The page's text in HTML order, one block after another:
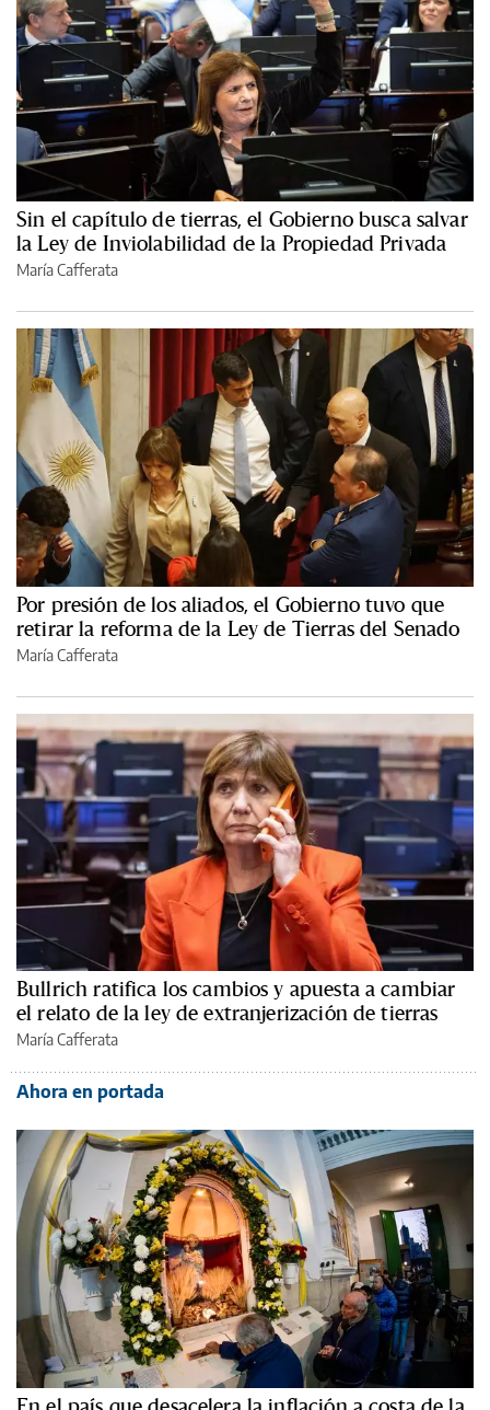
Sin el capítulo de tierras, el Gobierno busca salvar
la Ley de Inviolabilidad de la Propiedad Privada
María Cafferata
Por presión de los aliados, el Gobierno tuvo que
retirar la reforma de la Ley de Tierras del Senado
María Cafferata
Bullrich ratifica los cambios y apuesta a cambiar
el relato de la ley de extranjerización de tierras
María Cafferata
Ahora en portada